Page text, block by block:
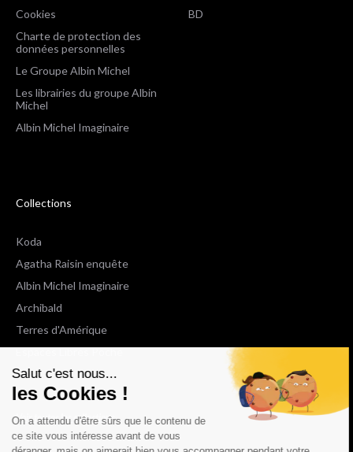
Salut c'est nous...
les Cookies !
On a attendu d'être sûrs que le contenu de
ce site vous intéresse avant de vous
Cookies
Charte de protection des
données personnelles
Le Groupe Albin Michel
Les librairies du groupe Albin
Michel
Albin Michel Imaginaire
BD
Collections
Koda
Agatha Raisin enquête
Albin Michel Imaginaire
Archibald
Terres d'Amérique
Espaces Libres Poche
NOX
Wiz
Voir toutes les collections